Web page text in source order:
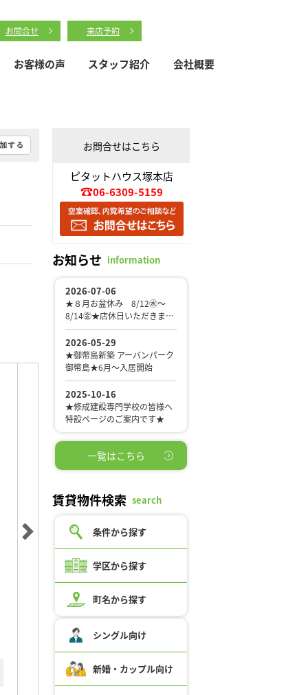
お問合せ 来店予約
お客様の声 スタッフ紹介 会社概要
お問合せはこちら
ピタットハウス塚本店
06-6309-5159
お知らせ information
一覧はこちら
賃貸物件検索 search
条件から探す
学区から探す
町名から探す
シングル向け
新婚・カップル向け